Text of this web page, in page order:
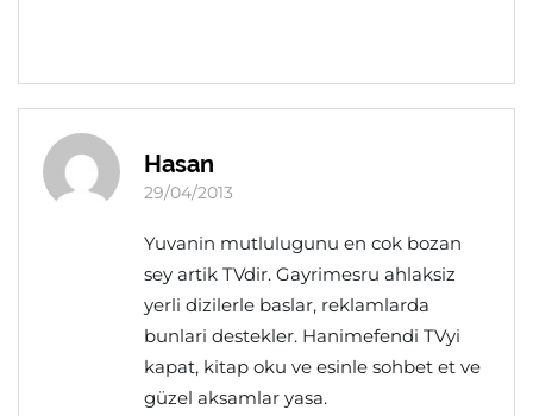
Hasan
29/04/2013
Yuvanin mutlulugunu en cok bozan
sey artik TVdir. Gayrimesru ahlaksiz
yerli dizilerle baslar, reklamlarda
bunlari destekler. Hanimefendi TVyi
kapat, kitap oku ve esinle sohbet et ve
güzel aksamlar yasa.